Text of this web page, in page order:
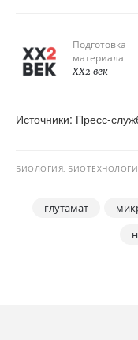
Подготовка
материала
XX2 век
Источники: Пресс-
БИОЛОГИЯ,
глутамат